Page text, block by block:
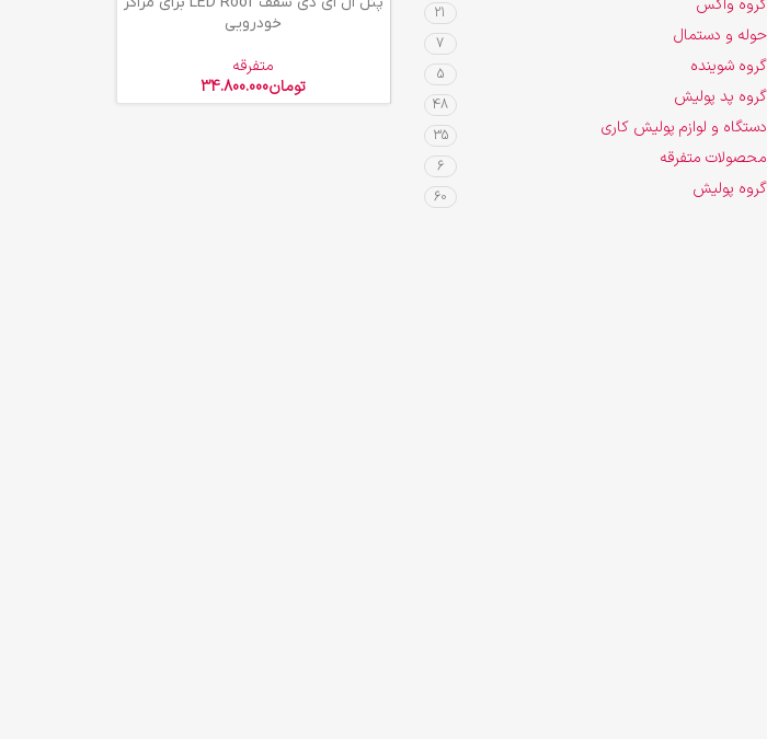
گروه واکس 21
حوله و دستمال 7
گروه شوینده 5
گروه پد پولیش 48
دستگاه و لوازم پولیش کاری 35
محصولات متفرقه 6
گروه پولیش 60
خودرویی
متفرقه
تومان34.800.000